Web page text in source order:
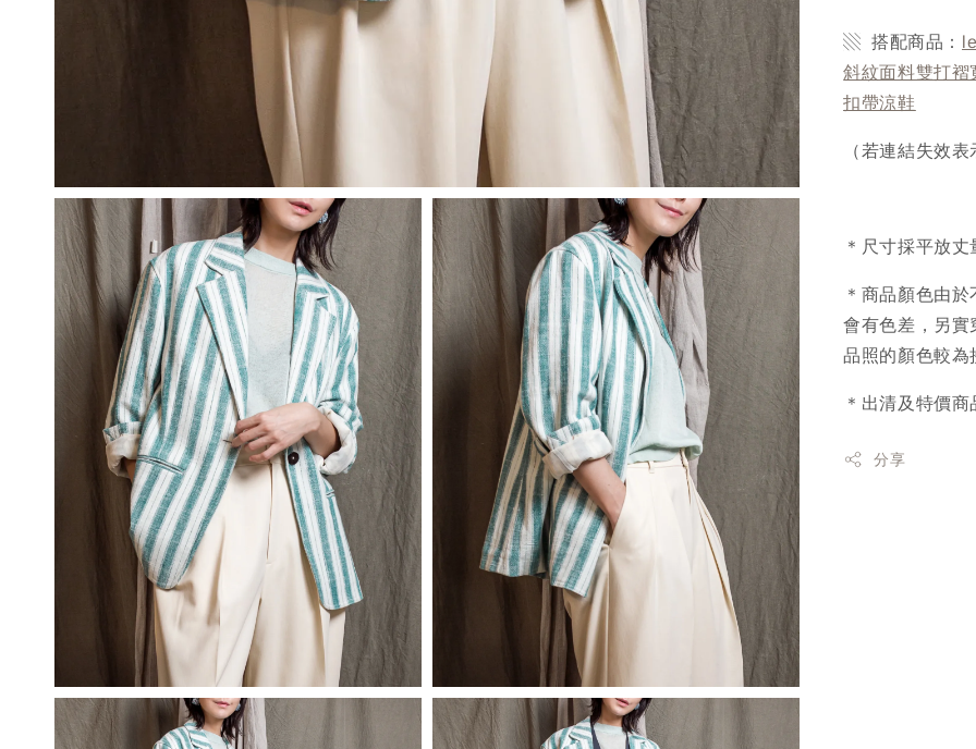
▧ 搭配商品：
斜紋面料雙打褶
扣帶涼鞋
（若連結失效表
＊尺寸採平放
＊商品顏色由
會有色差，另實
品照的顏色較為
＊出清及特價商
分享